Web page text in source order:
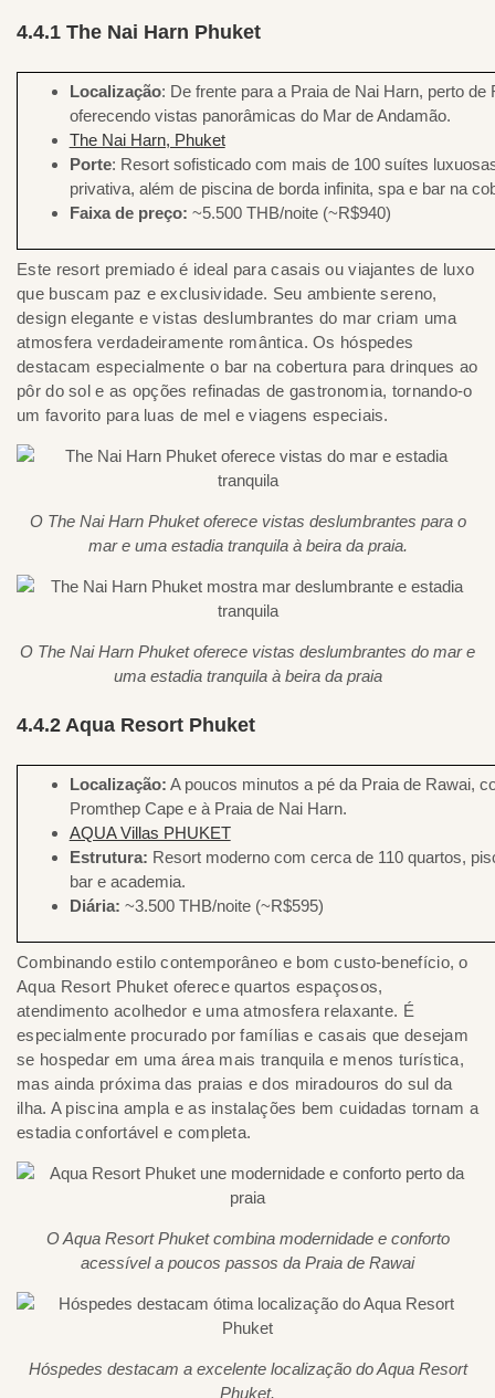
4.4.1 The Nai Harn Phuket
Localização: De frente para a Praia de Nai Harn, perto de
oferecendo vistas panorâmicas do Mar de Andamão.
The Nai Harn, Phuket
Porte: Resort sofisticado com mais de 100 suítes
privativa, além de piscina de borda infinita, spa e bar na
Faixa de preço: ~5.500 THB/noite (~R$940)
Este resort premiado é ideal para casais ou viajantes de luxo
que buscam paz e exclusividade. Seu ambiente sereno,
design elegante e vistas deslumbrantes do mar criam uma
atmosfera verdadeiramente romântica. Os hóspedes
destacam especialmente o bar na cobertura para drinques ao
pôr do sol e as opções refinadas de gastronomia, tornando-o
um favorito para luas de mel e viagens especiais.
O The Nai Harn Phuket oferece vistas deslumbrantes para o
mar e uma estadia tranquila à beira da praia.
O The Nai Harn Phuket oferece vistas deslumbrantes do mar e
uma estadia tranquila à beira da praia
4.4.2 Aqua Resort Phuket
Localização: A poucos minutos a pé da Praia de Rawai,
Promthep Cape e à Praia de Nai Harn.
AQUA Villas PHUKET
Estrutura: Resort moderno com cerca de 110 quartos,
bar e academia.
Diária: ~3.500 THB/noite (~R$595)
Combinando estilo contemporâneo e bom custo-benefício, o
Aqua Resort Phuket oferece quartos espaçosos,
atendimento acolhedor e uma atmosfera relaxante. É
especialmente procurado por famílias e casais que desejam
se hospedar em uma área mais tranquila e menos turística,
mas ainda próxima das praias e dos miradouros do sul da
ilha. A piscina ampla e as instalações bem cuidadas tornam a
estadia confortável e completa.
O Aqua Resort Phuket combina modernidade e conforto
acessível a poucos passos da Praia de Rawai
Hóspedes destacam a excelente localização do Aqua Resort
Phuket.